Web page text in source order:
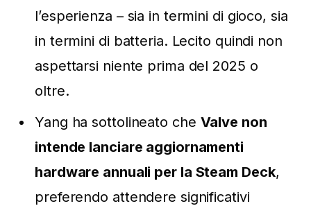
l’esperienza – sia in termini di gioco, sia
in termini di batteria. Lecito quindi non
aspettarsi niente prima del 2025 o
oltre.
Yang ha sottolineato che Valve non
intende lanciare aggiornamenti
hardware annuali per la Steam Deck,
preferendo attendere significativi